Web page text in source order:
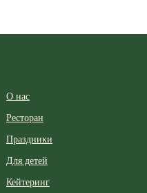
О нас
Ресторан
Праздники
Для детей
Кейтеринг